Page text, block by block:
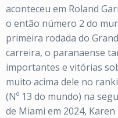
aconteceu em Roland
o então número 2 do
primeira rodada do
carreira, o paranaense
importantes e vitórias
muito acima dele no
(Nº 13 do mundo) na
de Miami em 2024, Karen